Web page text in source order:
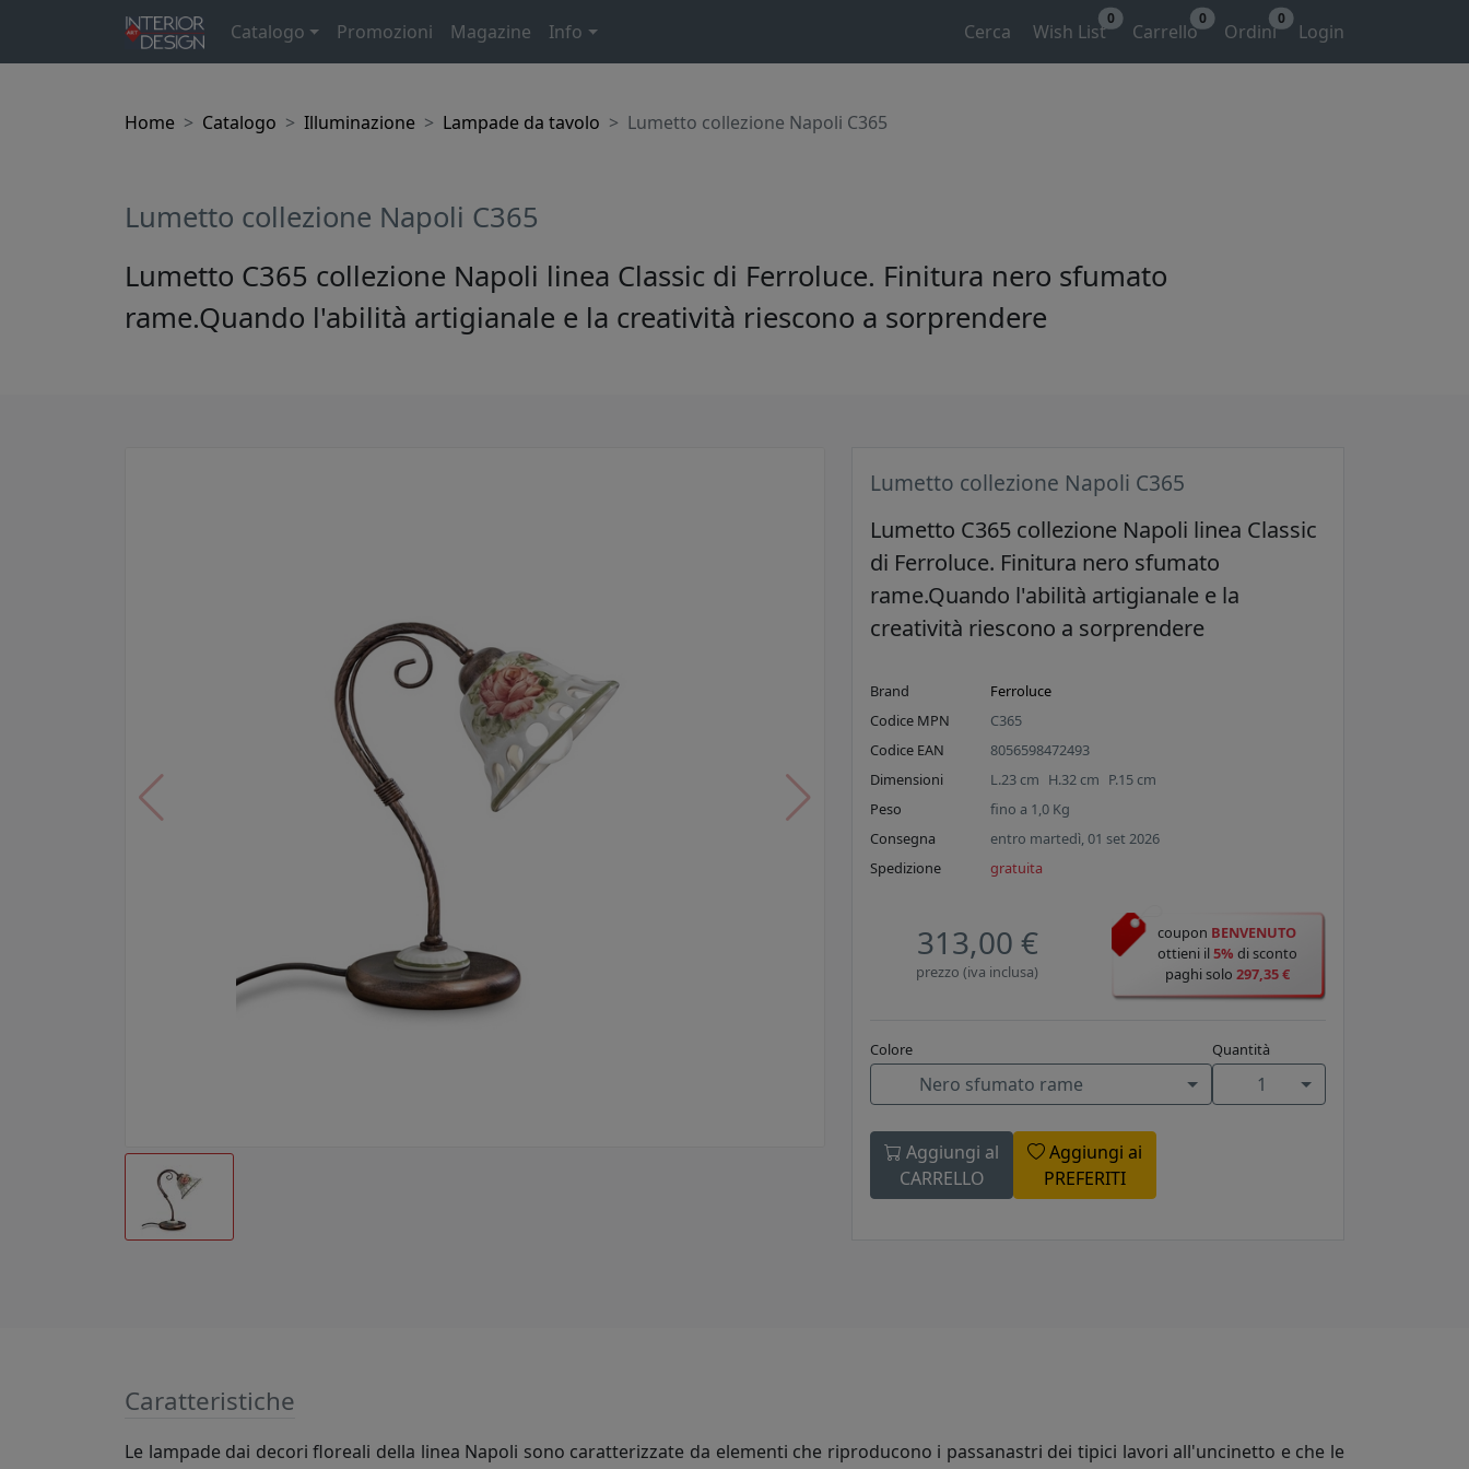
Catalogo Promozioni Magazine Info Cerca Wish List
0
Carrello
0
Ordini
0
Login
Home Catalogo Illuminazione Lampade da tavolo Lumetto collezione Napoli C365
Lumetto collezione Napoli C365
Lumetto C365 collezione Napoli linea Classic di Ferroluce. Finitura nero sfumato
rame.Quando l'abilità artigianale e la creatività riescono a sorprendere
Lumetto collezione Napoli C365
Lumetto C365 collezione Napoli linea Classic
di Ferroluce. Finitura nero sfumato
rame.Quando l'abilità artigianale e la
creatività riescono a sorprendere
Brand
Ferroluce
Codice MPN
C365
Codice EAN
8056598472493
Dimensioni
L.23 cm H.32 cm P.15 cm
Peso
fino a 1,0 Kg
Consegna
entro martedì, 01 set 2026
Spedizione
gratuita
313,00 €
prezzo (iva inclusa)
coupon BENVENUTO
ottieni il5% di sconto
paghi solo 297,35 €
Colore
Nero sfumato rame
Quantità
1
Aggiungi al
CARRELLO
Aggiungi ai
PREFERITI
Caratteristiche
Le lampade dai decori floreali della linea Napoli sono caratterizzate da elementi che riproducono i passanastri dei tipici lavori all'uncinetto e che le